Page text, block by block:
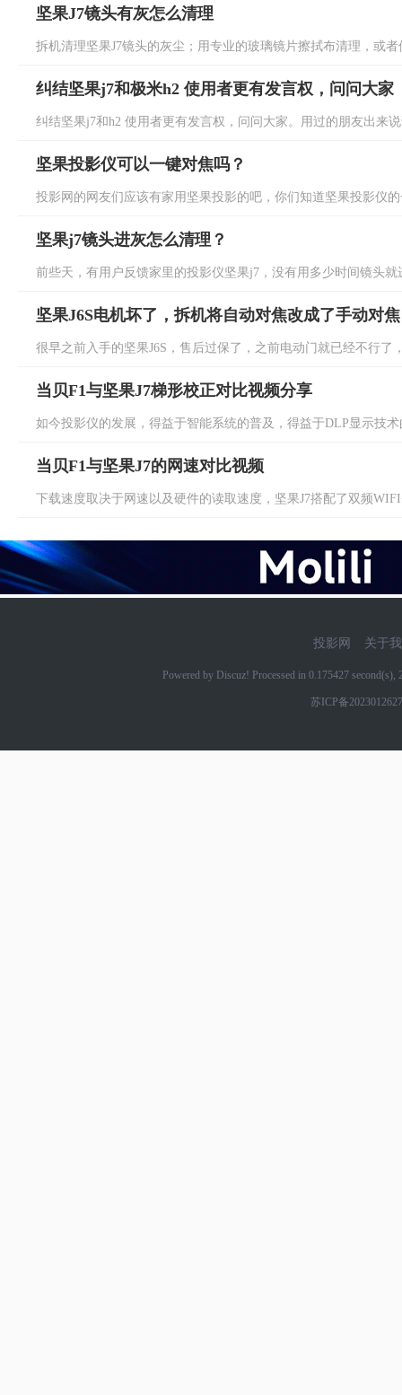
坚果J7镜头有灰怎么清理
拆机清理坚果J7镜头的灰尘；用专业的玻璃镜片擦拭布清理，或
纠结坚果j7和极米h2 使用者更有发言权，问问大家
纠结坚果j7和h2 使用者更有发言权，问问大家。用过的朋友出来
坚果投影仪可以一键对焦吗？
投影网的网友们应该有家用坚果投影的吧，你们知道坚果投影仪
坚果j7镜头进灰怎么清理？
前些天，有用户反馈家里的投影仪坚果j7，没有用多少时间镜头
坚果J6S电机坏了，拆机将自动对焦改成了手动对焦
很早之前入手的坚果J6S，售后过保了，之前电动门就已经不行了
当贝F1与坚果J7梯形校正对比视频分享
如今投影仪的发展，得益于智能系统的普及，得益于DLP显示技
当贝F1与坚果J7的网速对比视频
下载速度取决于网速以及硬件的读取速度，坚果J7搭配了双频
投影网 关于
Powered by Discuz! Processed in 0.175427
苏ICP备